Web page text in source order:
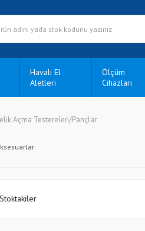
Havalı El
Aletleri
Ölçüm
Cihazları
Açma Testereleri/Pançlar
Stoktakiler